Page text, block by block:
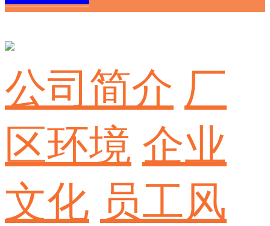
公司简介 厂
区环境 企业
文化 员工风